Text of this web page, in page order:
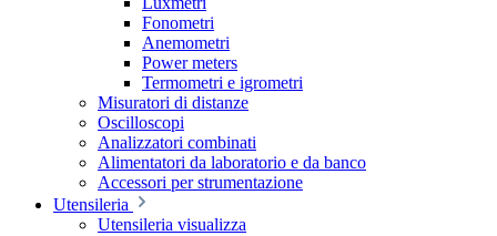
Fonometri
Anemometri
Power meters
Termometri e igrometri
Misuratori di distanze
Oscilloscopi
Analizzatori combinati
Alimentatori da laboratorio e da banco
Accessori per strumentazione
Utensileria
Utensileria visualizza